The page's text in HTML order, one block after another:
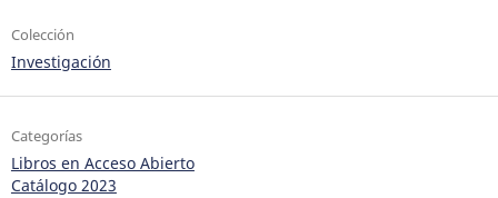
Colección
Investigación
Categorías
Libros en Acceso Abierto
Catálogo 2023